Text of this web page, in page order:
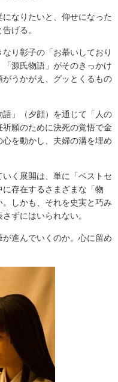
なりたいと、仰せになった
げる。
り彰子の「お慕いしており
源氏物語」がそのきっかけ
うかがえ、グッとくるもの
」（夕顔）を通じて「人の
願のために決死の覚悟で金
を動かし、夫婦の溝を埋め
く展開は、単に「ベストセ
存在するさまざまな「物
しかも、それを史実と巧み
ずにはいられない。
進んでいくのか。心に留め